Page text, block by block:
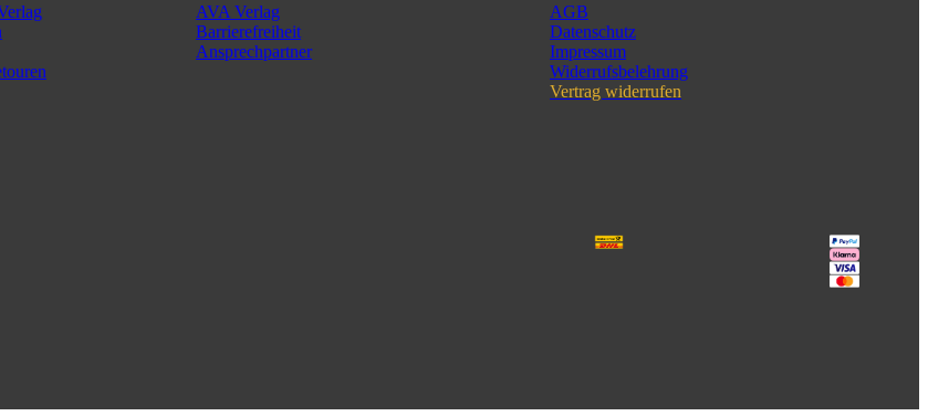
AVA Verlag
Barrierefreiheit
Ansprechpartner
AGB
Datenschutz
Impressum
Widerrufsbelehrung
Vertrag widerrufen